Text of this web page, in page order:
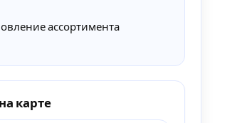
ассортимента
карте